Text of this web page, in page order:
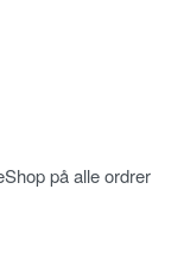
på alle ordrer